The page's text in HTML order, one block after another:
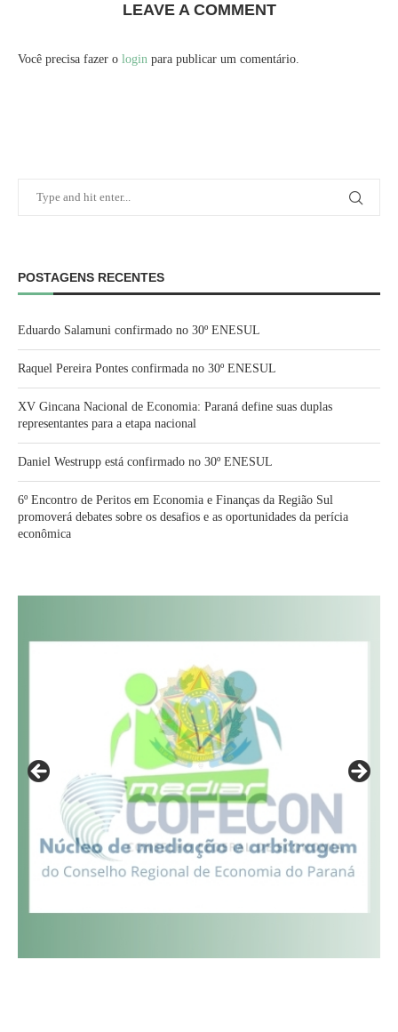
LEAVE A COMMENT
Você precisa fazer o login para publicar um comentário.
POSTAGENS RECENTES
Eduardo Salamuni confirmado no 30º ENESUL
Raquel Pereira Pontes confirmada no 30º ENESUL
XV Gincana Nacional de Economia: Paraná define suas duplas
representantes para a etapa nacional
Daniel Westrupp está confirmado no 30º ENESUL
6º Encontro de Peritos em Economia e Finanças da Região Sul
promoverá debates sobre os desafios e as oportunidades da perícia
econômica